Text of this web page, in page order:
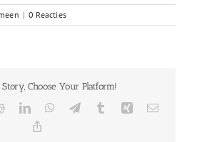
| 0 Reacties
Choose Your Platform!
RedditLinkedInWhatsApp
TelegramTumblr Xing E-